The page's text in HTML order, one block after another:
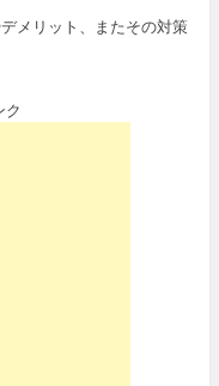
メリット、またその対策
ク